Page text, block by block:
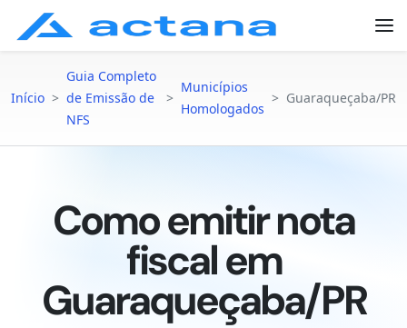
Início >
Guia Completo
de Emissão de
NFS
>
Municípios
Homologados
> Guaraqueçaba/PR
Como emitir nota
fiscal em
Guaraqueçaba/PR